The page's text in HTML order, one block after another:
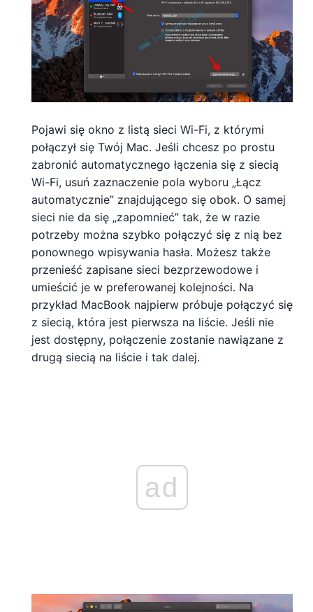
Pojawi się okno z listą sieci Wi-Fi, z którymi
połączył się Twój Mac. Jeśli chcesz po prostu
zabronić automatycznego łączenia się z siecią
Wi-Fi, usuń zaznaczenie pola wyboru „Łącz
automatycznie” znajdującego się obok. O samej
sieci nie da się „zapomnieć” tak, że w razie
potrzeby można szybko połączyć się z nią bez
ponownego wpisywania hasła. Możesz także
przenieść zapisane sieci bezprzewodowe i
umieścić je w preferowanej kolejności. Na
przykład MacBook najpierw próbuje połączyć się
z siecią, która jest pierwsza na liście. Jeśli nie
jest dostępny, połączenie zostanie nawiązane z
drugą siecią na liście i tak dalej.
ad